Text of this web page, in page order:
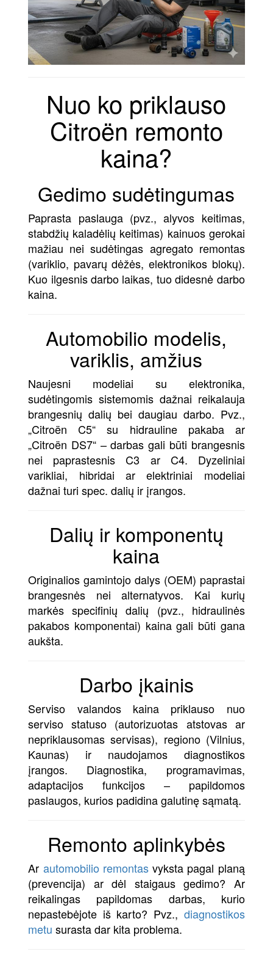
Nuo ko priklauso
Citroën remonto
kaina?
Gedimo sudėtingumas
Paprasta paslauga (pvz., alyvos keitimas,
stabdžių kaladėlių keitimas) kainuos gerokai
mažiau nei sudėtingas agregato remontas
(variklio, pavarų dėžės, elektronikos blokų).
Kuo ilgesnis darbo laikas, tuo didesnė darbo
kaina.
Automobilio modelis,
variklis, amžius
Naujesni modeliai su elektronika,
sudėtingomis sistemomis dažnai reikalauja
brangesnių dalių bei daugiau darbo. Pvz.,
„Citroën C5“ su hidrauline pakaba ar
„Citroën DS7“ – darbas gali būti brangesnis
nei paprastesnis C3 ar C4. Dyzeliniai
varikliai, hibridai ar elektriniai modeliai
dažnai turi spec. dalių ir įrangos.
Dalių ir komponentų
kaina
Originalios gamintojo dalys (OEM) paprastai
brangesnės nei alternatyvos. Kai kurių
markės specifinių dalių (pvz., hidraulinės
pakabos komponentai) kaina gali būti gana
aukšta.
Darbo įkainis
Serviso valandos kaina priklauso nuo
serviso statuso (autorizuotas atstovas ar
nepriklausomas servisas), regiono (Vilnius,
Kaunas) ir naudojamos diagnostikos
įrangos. Diagnostika, programavimas,
adaptacijos funkcijos – papildomos
paslaugos, kurios padidina galutinę sąmatą.
Remonto aplinkybės
Ar automobilio remontasvyksta pagal planą
(prevencija) ar dėl staigaus gedimo? Ar
reikalingas papildomas darbas, kurio
nepastebėjote iš karto? Pvz., diagnostikos
metu surasta dar kita problema.